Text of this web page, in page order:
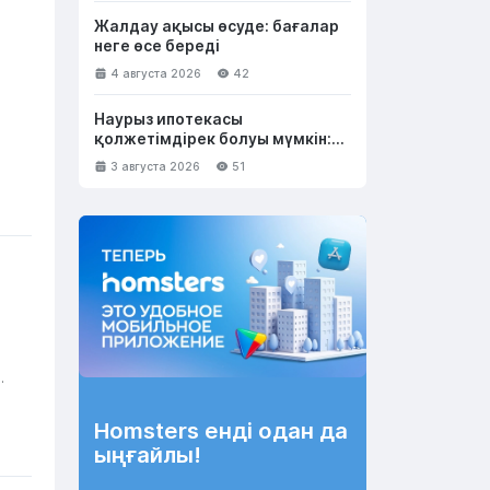
Жалдау ақысы өсуде: бағалар
неге өсе береді
4 августа 2026 42
Наурыз ипотекасы
қолжетімдірек болуы мүмкін:
несие лимитін 50 млн теңгеге
дейін арттыру ұсынылды
3 августа 2026 51
Homsters енді одан да
ыңғайлы!